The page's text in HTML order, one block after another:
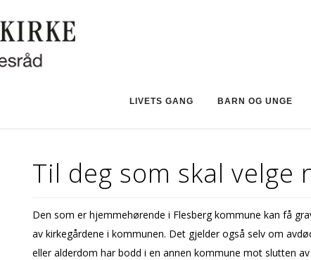
LIVETS GANG BARN OG UNGE
Til deg som skal velge
Den som er hjemmehørende i Flesberg kommune kan få
av kirkegårdene i kommunen. Det gjelder også selv om
eller alderdom har bodd i en annen kommune mot slutten av